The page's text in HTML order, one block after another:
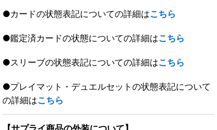
●カードの状態表記についての詳細はこちら
●鑑定済カードの状態についての詳細はこちら
●スリーブの状態表記についての詳細はこちら
●プレイマット・デュエルセットの状態表記について
の詳細はこちら